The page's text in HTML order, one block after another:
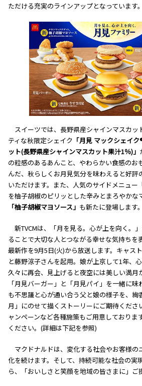
ただける充実のラインアップとなっています。
スイーツでは、長野県産シャインマスカッ
ティな秋限定シェイク 「月見 マックシェイ
ット(長野県産シャインマスカット果汁1％)」
の粒感のあるあんこと、やわらかい食感のお
んだ、秋らしくお月見気分を味わえると好評
いただけます。また、人気のサイドメニュー
を柚子胡椒のピリッとした辛みとまろやかな
「柚子胡椒マヨソース」 も新たに登場します。
新TVCMは、「月を見る。心が上を向く。
ることで大切な人とつながる幸せな気持ちを
最新作を9月5日(火)から放送します。キャス
と藤野涼子さんを起用。娘が上京して1年、
久々に再会、見上げると夜空には美しい満
「月見バーガー」と「月見パイ」を一緒に
も不思議と心が通い合う父と娘の様子を、絢
月」にのせて描くストーリーにご期待くださ
ャンペーンなど各種施策もご用意しておりま
ください。(詳細は下記を参照)
マクドナルドは、変化する社会やお客様の
化を続けます。そして、持続可能な社会の実
ら、「おいしさと笑顔を地域の皆さまに」ご